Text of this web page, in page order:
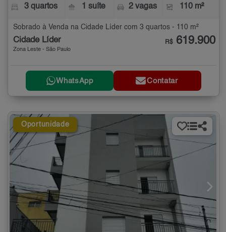
3 quartos 1 suíte 2 vagas 110 m²
Sobrado à Venda na Cidade Líder com 3 quartos - 110 m²
Cidade Líder
Zona Leste - São Paulo
R$ 619.900
WhatsApp Contatar
Oportunidade